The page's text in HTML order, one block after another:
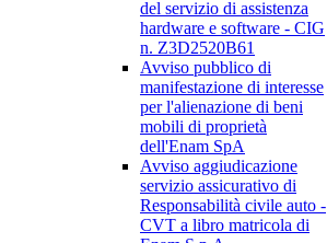
del servizio di assistenza
hardware e software - CIG
n. Z3D2520B61
Avviso pubblico di
manifestazione di interesse
per l'alienazione di beni
mobili di proprietà
dell'Enam SpA
Avviso aggiudicazione
servizio assicurativo di
Responsabilità civile auto -
CVT a libro matricola di